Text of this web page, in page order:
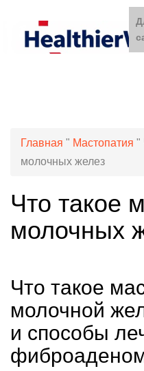
Главная " Мастопатия "
молочных желез
Что такое
молочных
Что такое
молочной
и способы